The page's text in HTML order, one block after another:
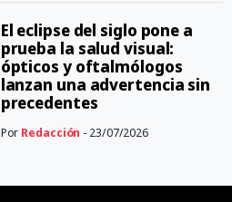
El eclipse del siglo pone a
prueba la salud visual:
ópticos y oftalmólogos
lanzan una advertencia sin
precedentes
Por Redacción - 23/07/2026